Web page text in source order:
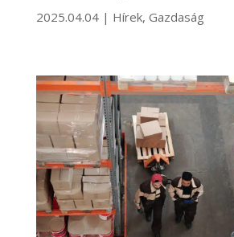
2025.04.04| Hírek, Gazdaság